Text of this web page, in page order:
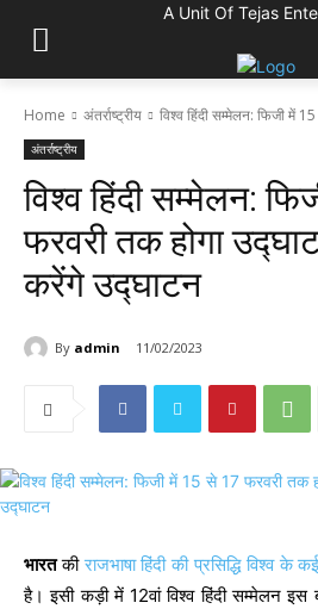
A Unit Of Tejas
Home अंतर्राष्ट्रीय विश्व हिंदी सम्मेलन: फिजी में
अंतर्राष्ट्रीय
विश्व हिंदी सम्मेलन:
फरवरी तक होगा
करेंगे उद्घाटन
By admin 11/02/2023
भारतकीराजभाषा हिंदी की प्रसिद्धि विश्व के
है। इसी कड़ी में 12वां विश्व हिंदी सम्मेलन इस